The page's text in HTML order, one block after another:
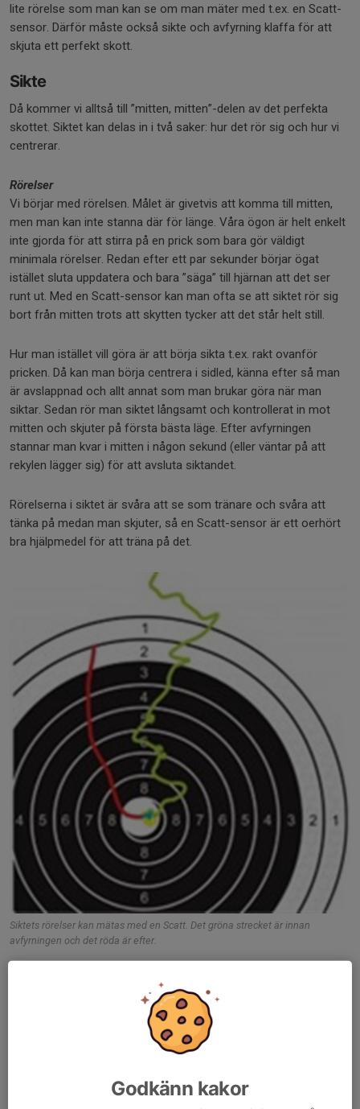
lite rörelse som man kan se om man mäter med t.ex. en Scatt-
sensor. Därför måste också sikte och avfyrning klaffa för att
skjuta ett perfekt skott.
Sikte
Då kommer vi alltså till ”mitten, mitten”-delen av det perfekta
skottet. Siktet kan delas in i två saker: hur det rör sig och hur vi
centrerar.
Rörelser
Vi börjar med rörelsen. Målet är givetvis att komma till mitten,
men man kan inte stanna där för länge. Våra ögon är helt enkelt
inte gjorda för att stirra på en prick som bara gör väldigt
minimala rörelser. Redan efter ett par sekunder börjar ögat
istället sluta uppdatera och bara ”säga” till hjärnan att det ser
runt ut. Med en Scatt-sensor kan man ofta se att siktet rör sig
bort från mitten trots att skytten tycker att det står helt still.
Hur man istället vill göra är att börja sikta t.ex. rakt ovanför
pricken. Då kan man börja centrera i sidled, känna efter så man
är avslappnad och allt annat som man brukar göra när man
siktar. Sedan rör man siktet långsamt och kontrollerat in mot
mitten och skjuter på första bästa läge. Efter avfyrningen
stannar man kvar i mitten i någon sekund (eller väntar på att
rekylen lägger sig) för att avsluta siktandet.
Rörelserna i siktet är svåra att se som tränare och svåra att
tänka på medan man skjuter, så en Scatt-sensor är ett oerhört
bra hjälpmedel för att träna på det.
Siktets rörelser kan mätas med en Scatt. Det gröna strecket är innan
avfyrningen och det röda är efter.
Nästa del är centreringen. Som nämnt handlar det om att ha
pricken mitt i kornringen och kornringen mitt i dioptern. Där finns
det två vanliga ”fel” att jobba med. Det är fel inom
viktigaste är att göra likadant varje gång.
Godkänn kakor